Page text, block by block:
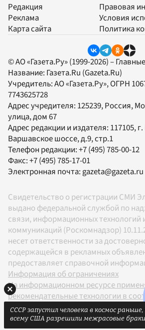
Редакция
Реклама
Карта сайта
Правовая
Условия
Политика
© АО «Газета.Ру» (1999-2026) –
Название: Газета.Ru (Gazeta.Ru)
Учредитель:АО «Газета.Ру», ОГРН
7743625728
Адрес учредителя: 125239, Россия,
улица, дом 67
Адрес редакции и издателя: 117105, г.
Варшавское шоссе, д.9, стр.1
Телефон редакции:+7 (495) 785-00-12
Факс:+7 (495) 785-17-01
Электронная почта:gazeta@gazeta.ru
Свидетельство о регистрации СМИ
выдано федеральной службой по
связи, информационных технологий
коммуникаций (Роскомнадзор)
несет ответственности за
содержащейся в рекламных
предоставляет справочной
Информация об ограничениях
На информационном ресурсе
рекомендательные технологии в
Правилами
18+
СССР запустил человека в космос
всему США разрешили межрасовые браки